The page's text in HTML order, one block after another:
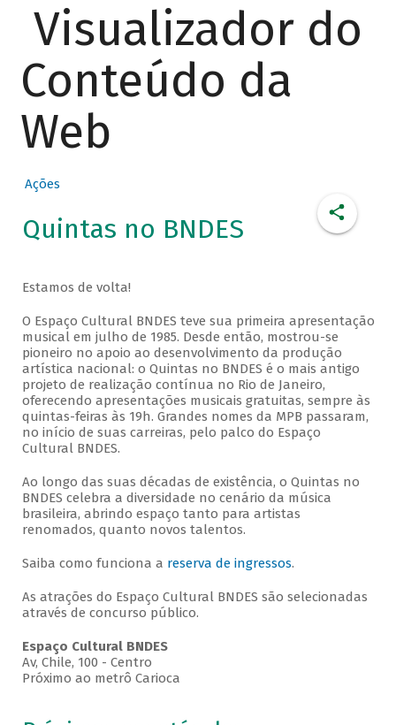
Visualizador do
Conteúdo da
Web
Ações
Quintas no BNDES
Estamos de volta!
O Espaço Cultural BNDES teve sua primeira apresentação
musical em julho de 1985. Desde então, mostrou-se
pioneiro no apoio ao desenvolvimento da produção
artística nacional: o Quintas no BNDES é o mais antigo
projeto de realização contínua no Rio de Janeiro,
oferecendo apresentações musicais gratuitas, sempre às
quintas-feiras às 19h. Grandes nomes da MPB passaram,
no início de suas carreiras, pelo palco do Espaço
Cultural BNDES.
Ao longo das suas décadas de existência, o Quintas no
BNDES celebra a diversidade no cenário da música
brasileira, abrindo espaço tanto para artistas
renomados, quanto novos talentos.
Saiba como funciona a reserva de ingressos.
As atrações do Espaço Cultural BNDES são selecionadas
através de concurso público.
Espaço Cultural BNDES
Av, Chile, 100 - Centro
Próximo ao metrô Carioca